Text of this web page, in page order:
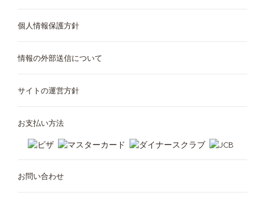
お支払い方法
お問い合わせ
個人情報保護方針
情報の外部送信について
サイトの運営方針